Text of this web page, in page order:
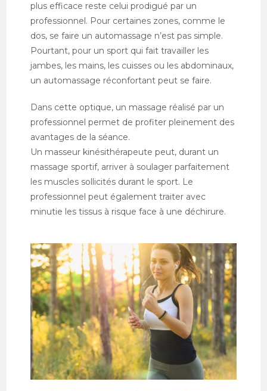
plus efficace reste celui prodigué par un
professionnel. Pour certaines zones, comme le
dos, se faire un automassage n’est pas simple.
Pourtant, pour un sport qui fait travailler les
jambes, les mains, les cuisses ou les abdominaux,
un automassage réconfortant peut se faire.
Dans cette optique, un massage réalisé par un
professionnel permet de profiter pleinement des
avantages de la séance.
Un masseur kinésithérapeute peut, durant un
massage sportif, arriver à soulager parfaitement
les muscles sollicités durant le sport. Le
professionnel peut également traiter avec
minutie les tissus à risque face à une déchirure.